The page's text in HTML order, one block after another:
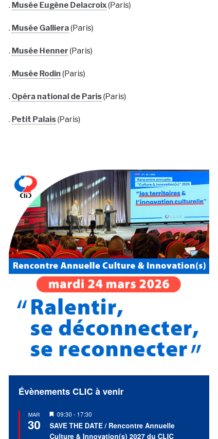
. Musée Eugène Delacroix(Paris)
. Musée Galliera (Paris)
. Musée Henner(Paris)
. Musée Rodin (Paris)
. Opéra national de Paris(Paris)
. Petit Palais(Paris)
Évènements CLIC à venir
MAR
30
Mis
en
avant
09:30 - 17:30
SAVE THE DATE / Rencontre Annuelle
Culture & Innovation(s) 2027 du CLIC